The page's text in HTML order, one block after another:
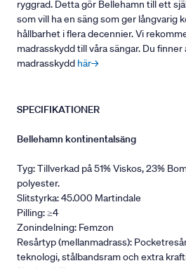
ryggrad. Detta gör Bellehamn till ett
som vill ha en säng som ger långvarig
hållbarhet i flera decennier. Vi
madrasskydd till våra sängar. Du finner
madrasskydd här→
SPECIFIKATIONER
Bellehamn kontinentalsäng
Tyg: Tillverkad på 51% Viskos, 23%
polyester.
Slitstyrka: 45.000 Martindale
Pilling: ≥4
Zonindelning: Femzon
Resårtyp (mellanmadrass):
teknologi, stålbandsram och extra